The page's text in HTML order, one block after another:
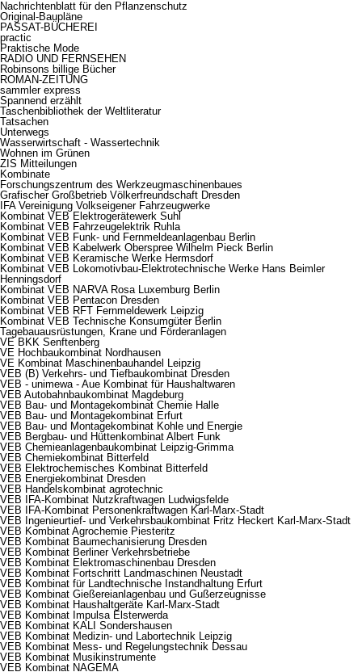
Nachrichtenblatt für den Pflanzenschutz
Original-Baupläne
PASSAT-BÜCHEREI
practic
Praktische Mode
RADIO UND FERNSEHEN
Robinsons billige Bücher
ROMAN-ZEITUNG
sammler express
Spannend erzählt
Taschenbibliothek der Weltliteratur
Tatsachen
Unterwegs
Wasserwirtschaft - Wassertechnik
Wohnen im Grünen
ZIS Mitteilungen
Kombinate
Forschungszentrum des Werkzeugmaschinenbaues
Grafischer Großbetrieb Völkerfreundschaft Dresden
IFA Vereinigung Volkseigener Fahrzeugwerke
Kombinat VEB Elektrogerätewerk Suhl
Kombinat VEB Fahrzeugelektrik Ruhla
Kombinat VEB Funk- und Fernmeldeanlagenbau Berlin
Kombinat VEB Kabelwerk Oberspree Wilhelm Pieck Berlin
Kombinat VEB Keramische Werke Hermsdorf
Kombinat VEB Lokomotivbau-Elektrotechnische Werke Hans Beimler
Henningsdorf
Kombinat VEB NARVA Rosa Luxemburg Berlin
Kombinat VEB Pentacon Dresden
Kombinat VEB RFT Fernmeldewerk Leipzig
Kombinat VEB Technische Konsumgüter Berlin
Tagebauausrüstungen, Krane und Förderanlagen
VE BKK Senftenberg
VE Hochbaukombinat Nordhausen
VE Kombinat Maschinenbauhandel Leipzig
VEB (B) Verkehrs- und Tiefbaukombinat Dresden
VEB - unimewa - Aue Kombinat für Haushaltwaren
VEB Autobahnbaukombinat Magdeburg
VEB Bau- und Montagekombinat Chemie Halle
VEB Bau- und Montagekombinat Erfurt
VEB Bau- und Montagekombinat Kohle und Energie
VEB Bergbau- und Hüttenkombinat Albert Funk
VEB Chemieanlagenbaukombinat Leipzig-Grimma
VEB Chemiekombinat Bitterfeld
VEB Elektrochemisches Kombinat Bitterfeld
VEB Energiekombinat Dresden
VEB Handelskombinat agrotechnic
VEB IFA-Kombinat Nutzkraftwagen Ludwigsfelde
VEB IFA-Kombinat Personenkraftwagen Karl-Marx-Stadt
VEB Ingenieurtief- und Verkehrsbaukombinat Fritz Heckert Karl-Marx-Stadt
VEB Kombinat Agrochemie Piesteritz
VEB Kombinat Baumechanisierung Dresden
VEB Kombinat Berliner Verkehrsbetriebe
VEB Kombinat Elektromaschinenbau Dresden
VEB Kombinat Fortschritt Landmaschinen Neustadt
VEB Kombinat für Landtechnische Instandhaltung Erfurt
VEB Kombinat Gießereianlagenbau und Gußerzeugnisse
VEB Kombinat Haushaltgeräte Karl-Marx-Stadt
VEB Kombinat Impulsa Elsterwerda
VEB Kombinat KALI Sondershausen
VEB Kombinat Medizin- und Labortechnik Leipzig
VEB Kombinat Mess- und Regelungstechnik Dessau
VEB Kombinat Musikinstrumente
VEB Kombinat NAGEMA